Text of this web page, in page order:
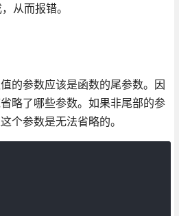
从而报错。
的参数应该是函数的尾参数。因
略了哪些参数。如果非尾部的参
个参数是无法省略的。